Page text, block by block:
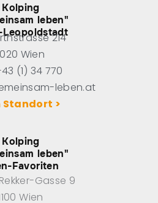
Kolping
leben"
Leopoldstadt
214
Wien
(1) 34 770
leben.at
Standort >
Kolping
leben"
Favoriten
Gasse 9
Wien